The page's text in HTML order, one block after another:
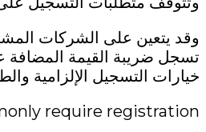
وقد يتعين على الشركات
خيارات التسجيل الإلزامية
require registration: